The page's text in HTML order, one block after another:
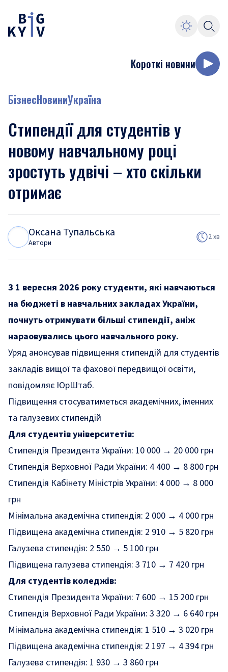
Короткі новини
БізнесНовиниУкраїна
Стипендії для студентів у
новому навчальному році
зростуть удвічі – хто скільки
отримає
Оксана Тупальська
Автори
2 хв
З 1 вересня 2026 року студенти, які навчаються
на бюджеті в навчальних закладах України,
почнуть отримувати більші стипендії, аніж
нараовувались цього навчального року.
Уряд анонсував підвищення стипендій для студентів
закладів вищої та фахової передвищої освіти,
повідомляє ЮрШтаб.
Підвищення стосуватиметься академічних, іменних
та галузевих стипендій
Для студентів університетів:
Стипендія Президента України: 10 000 → 20 000 грн
Стипендія Верховної Ради України: 4 400 → 8 800 грн
Стипендія Кабінету Міністрів України: 4 000 → 8 000
грн
Мінімальна академічна стипендія: 2 000 → 4 000 грн
Підвищена академічна стипендія: 2 910 → 5 820 грн
Галузева стипендія: 2 550 → 5 100 грн
Підвищена галузева стипендія: 3 710 → 7 420 грн
Для студентів коледжів:
Стипендія Президента України: 7 600 → 15 200 грн
Стипендія Верховної Ради України: 3 320 → 6 640 грн
Мінімальна академічна стипендія: 1 510 → 3 020 грн
Підвищена академічна стипендія: 2 197 → 4 394 грн
Галузева стипендія: 1 930 → 3 860 грн